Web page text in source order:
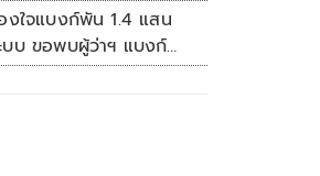
ใจแบงก์พัน 1.4 แสน
บบ ขอพบผู้ว่าฯ แบงก์